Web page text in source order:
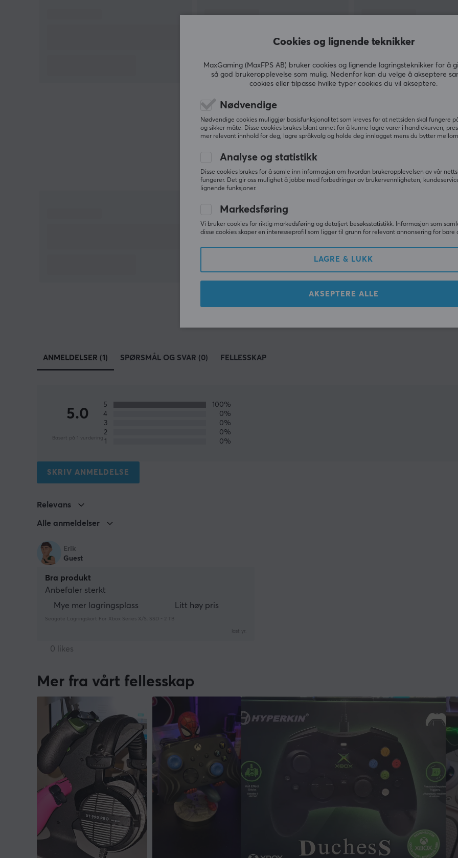
Andre så også
VIS MER
ANMELDELSER (1) SPØRSMÅL OG SVAR (0) FELLESSKAP
5.0
Basert på 1 vurdering
5
100%
4
0%
3
0%
2
0%
1
0%
SKRIV ANMELDELSE
Relevans
Alle anmeldelser
Erik
Guest
Bra produkt
Anbefaler sterkt
Mye mer lagringsplass
Litt høy pris
Seagate Lagringskort For Xbox Series X/S, SSD - 2 TB
last yr.
0 likes
Mer fra vårt fellesskap
Cookies og lignende teknikker
MaxGaming (MaxFPS AB) bruker cookies og lignende lagringsteknikker for å
så god brukeropplevelse som mulig. Nedenfor kan du velge å akseptere
cookies eller tilpasse hvilke typer cookies du vil akseptere.
Nødvendige
Nødvendige cookies muliggjør basisfunksjonalitet som kreves for at nettsiden skal fungere
og sikker måte. Disse cookies brukes blant annet for å kunne lagre varer i handlekurven,
mer relevant innhold for deg, lagre språkvalg og holde deg innlogget mens du bytter
Analyse og statistikk
Disse cookies brukes for å samle inn informasjon om hvordan brukeropplevelsen av vår
fungerer. Det gir oss mulighet å jobbe med forbedringer av brukervennligheten,
lignende funksjoner.
Markedsføring
Vi bruker cookies for riktig markedsføring og detaljert besøksstatistikk. Informasjon som
disse cookies skaper en interesseprofil som ligger til grunn for relevant annonsering for bare
LAGRE & LUKK
AKSEPTERE ALLE